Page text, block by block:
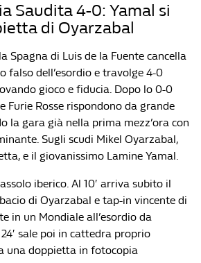
Saudita 4-0: Yamal si
di Oyarzabal
Spagna di Luis de la Fuente cancella
falso dell’esordio e travolge 4-0
gioco e fiducia. Dopo lo 0-0
Furie Rosse rispondono da grande
la gara già nella prima mezz’ora con
Sugli scudi Mikel Oyarzabal,
e il giovanissimo Lamine Yamal.
iberico. Al 10′ arriva subito il
di Oyarzabal e tap-in vincente di
in un Mondiale all’esordio da
sale poi in cattedra proprio
una doppietta in fotocopia